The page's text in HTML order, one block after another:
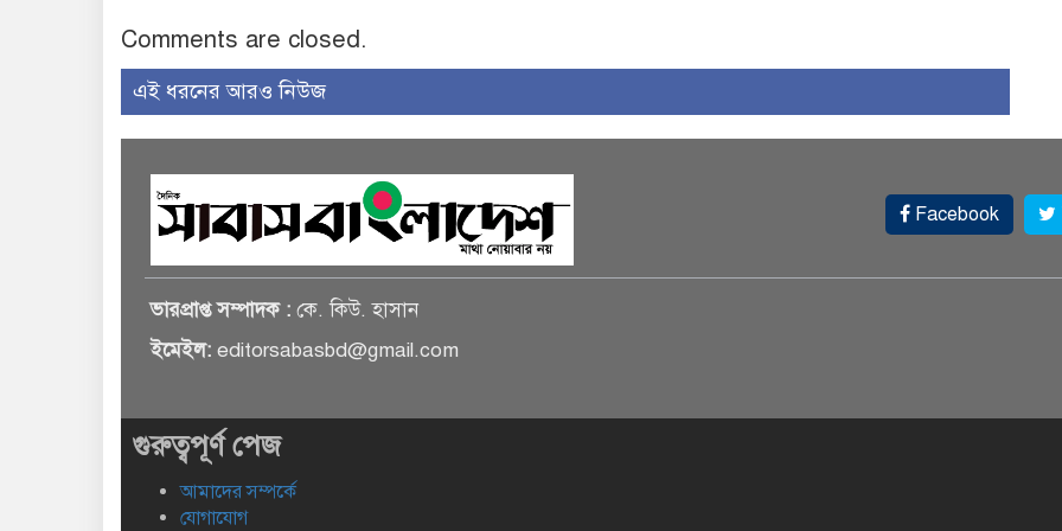
Comments are closed.
এই ধরনের আরও নিউজ
Facebook
ভারপ্রাপ্ত সম্পাদক : কে. কিউ. হাসান
ইমেইল: editorsabasbd@gmail.com
গুরুত্বপূর্ণ পেজ
আমাদের সম্পর্কে
যোগাযোগ